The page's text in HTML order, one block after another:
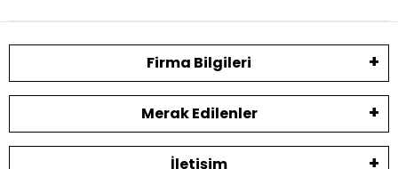
Firma Bilgileri
Merak Edilenler
İletişim